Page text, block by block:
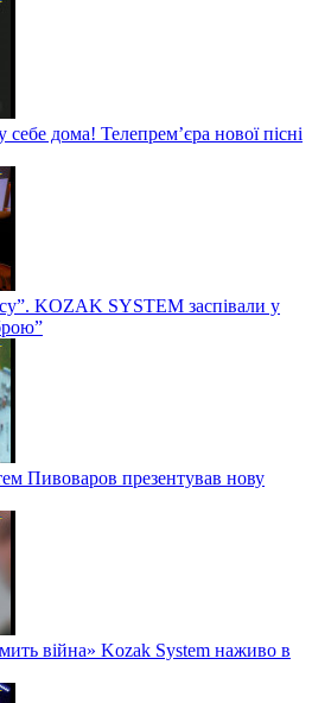
дома! Телепрем’єра нової пісні
KOZAK SYSTEM заспівали у
Пивоваров презентував нову
війна» Kozak System наживо в